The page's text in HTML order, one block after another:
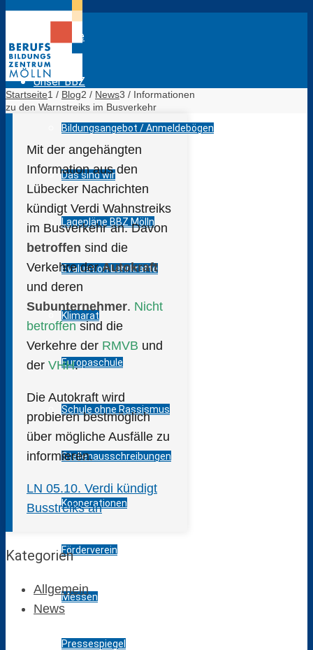
Startseite
Unser BBZ
Bildungsangebot / Anmeldebögen
Das sind wir
Lagepläne BBZ Mölln
Evaluation Lehrkräfte
Klimarat
Europaschule
Schule ohne Rassismus
Stellenausschreibungen
Kooperationen
Förderverein
Messen
Pressespiegel
Startseite1 / Blog2 / News3 / Informationen
zu den Warnstreiks im Busverkehr
Mit der angehängten
Information aus den
Lübecker Nachrichten
kündigt Verdi Wahnstreiks
im Busverkehr an. Davon
betroffen sind die
Verkehre derAutokraft
und deren
Subunternehmer. Nicht
betroffen sind die
Verkehre der RMVB und
der VHH.
Die Autokraft wird
probieren bestmöglich
über mögliche Ausfälle zu
informieren.
LN 05.10. Verdi kündigt
Busstreiks an
Kategorien
Allgemein
News